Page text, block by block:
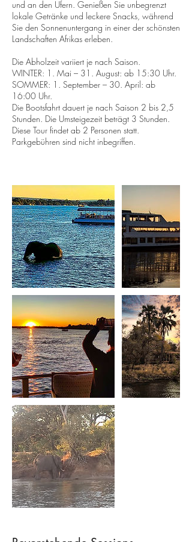
und an den Ufern. Genießen Sie unbegrenzt
lokale Getränke und leckere Snacks, während
Sie den Sonnenuntergang in einer der schönsten
Landschaften Afrikas erleben.
Die Abholzeit variiert je nach Saison.
WINTER: 1. Mai – 31. August: ab 15:30 Uhr.
SOMMER: 1. September – 30. April: ab
16:00 Uhr.
Die Bootsfahrt dauert je nach Saison 2 bis 2,5
Stunden. Die Umsteigezeit beträgt 3 Stunden.
Diese Tour findet ab 2 Personen statt.
Parkgebühren sind nicht inbegriffen.